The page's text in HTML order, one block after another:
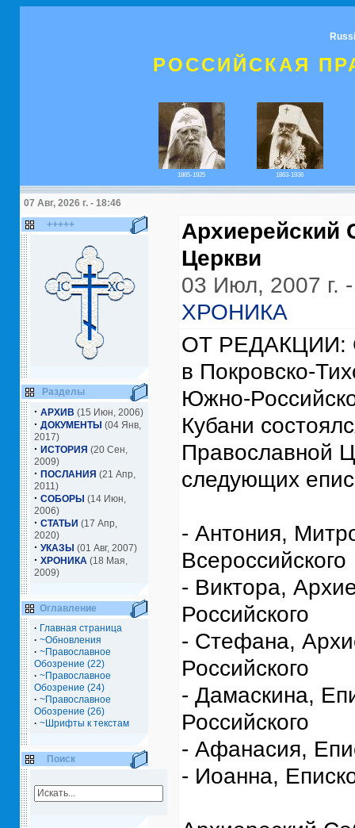
РОССИЙСКАЯ
1865-1925 1863-1936
07 Авг, 2026 г. - 18:46
+++++
Разделы
· АРХИВ (15 Июн, 2006)
· ДОКУМЕНТЫ (04 Янв,
2017)
· ИСТОРИЯ (20 Сен,
2009)
· ПОСЛАНИЯ (21 Апр,
2011)
· СОБОРЫ (14 Июн,
2006)
· СТАТЬИ (17 Апр,
2020)
· УКАЗЫ (01 Авг, 2007)
· ХРОНИКА (18 Мая,
2009)
Оглавление
· Главная страница
· ~Обновления
· ~Православное
Обозрение (22)
· ~Православное
Обозрение (24)
· ~Православное
Обозрение (26)
· ~Шрифты к текстам
Поиск
Архиерейский
Церкви
03 Июл, 2007 г.
ХРОНИКА
ОТ РЕДАКЦИИ:
в Покровско-
Южно-
Кубани
Православной
следующих
- Антония,
Всероссийского
- Виктора,
Российского
- Стефана,
Российского
- Дамаскина,
Российского
- Афанасия,
- Иоанна,